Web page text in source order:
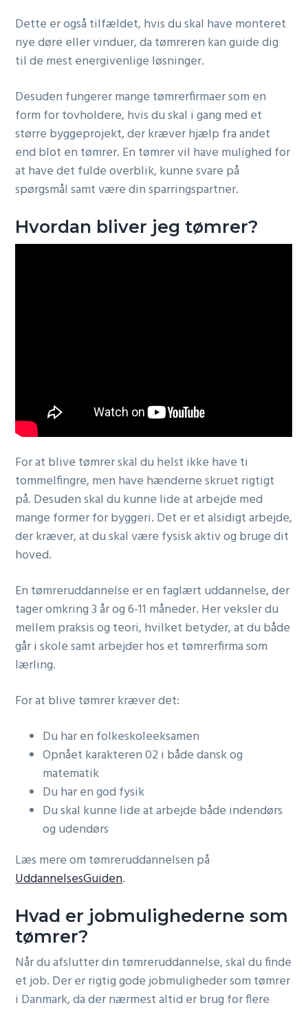
Dette er også tilfældet, hvis du skal have monteret
nye døre eller vinduer, da tømreren kan guide dig
til de mest energivenlige løsninger.
Desuden fungerer mange tømrerfirmaer som en
form for tovholdere, hvis du skal i gang med et
større byggeprojekt, der kræver hjælp fra andet
end blot en tømrer. En tømrer vil have mulighed for
at have det fulde overblik, kunne svare på
spørgsmål samt være din sparringspartner.
Hvordan bliver jeg tømrer?
For at blive tømrer skal du helst ikke have ti
tommelfingre, men have hænderne skruet rigtigt
på. Desuden skal du kunne lide at arbejde med
mange former for byggeri. Det er et alsidigt arbejde,
der kræver, at du skal være fysisk aktiv og bruge dit
hoved.
En tømreruddannelse er en faglært uddannelse, der
tager omkring 3 år og 6-11 måneder. Her veksler du
mellem praksis og teori, hvilket betyder, at du både
går i skole samt arbejder hos et tømrerfirma som
lærling.
For at blive tømrer kræver det:
Du har en folkeskoleeksamen
Opnået karakteren 02 i både dansk og
matematik
Du har en god fysik
Du skal kunne lide at arbejde både indendørs
og udendørs
Læs mere om tømreruddannelsen på
UddannelsesGuiden.
Hvad er jobmulighederne som
tømrer?
Når du afslutter din tømreruddannelse, skal du finde
et job. Der er rigtig gode jobmuligheder som tømrer
i Danmark, da der nærmest altid er brug for flere